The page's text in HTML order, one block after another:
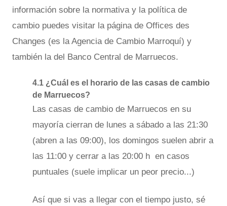
información sobre la normativa y la política de
cambio puedes visitar la página de Offices des
Changes (es la Agencia de Cambio Marroquí) y
también la del Banco Central de Marruecos.
4.1 ¿Cuál es el horario de las casas de cambio
de Marruecos?
Las casas de cambio de Marruecos en su
mayoría cierran de lunes a sábado a las 21:30
(abren a las 09:00), los domingos suelen abrir a
las 11:00 y cerrar a las 20:00 h en casos
puntuales (suele implicar un peor precio...)
Así que si vas a llegar con el tiempo justo, sé